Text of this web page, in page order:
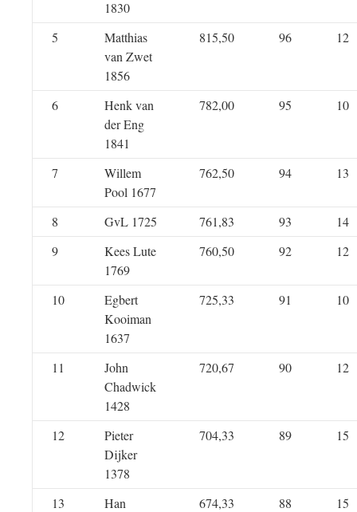
1830
5
Matthias
van Zwet
1856
815,50 96 12
6
Henk van
der Eng
1841
782,00 95 10
7
Willem
Pool 1677
762,50 94 13
8 GvL 1725 761,83 93
14
9
Kees Lute
1769
760,50 92 12
10
Egbert
Kooiman
1637
725,33 91 10
11
John
Chadwick
1428
720,67 90 12
12
Pieter
Dijker
1378
704,33 89 15
13
Han
674,33 88 15